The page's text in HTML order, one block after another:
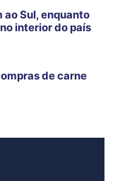
Sul, enquanto
interior do país
de carne